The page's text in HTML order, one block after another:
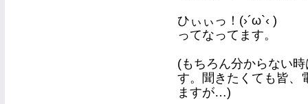
ひぃぃっ！(›´ω`‹ )
ってなってます。
(もちろん分からない
す。聞きたくても皆、
ますが…)